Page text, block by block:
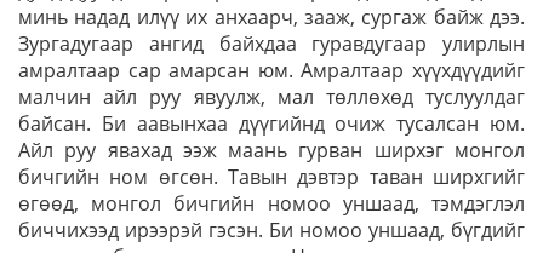
минь надад илүү их анхаарч, зааж, сургаж байж дээ.
Зургадугаар ангид байхдаа гуравдугаар улирлын
амралтаар сар амарсан юм. Амралтаар хүүхдүүдийг
малчин айл руу явуулж, мал төллөхөд туслуулдаг
бай­сан. Би аавынхаа дүүгийнд очиж тусалсан юм.
Айл руу явахад ээж маань гурван ширхэг монгол
бичгийн ном өгсөн. Тавын дэвтэр таван ширхгийг
өгөөд, монгол бичгийн номоо уншаад, тэмдэглэл
биччихээд ирээрэй гэсэн. Би номоо уншаад, бүгдийг